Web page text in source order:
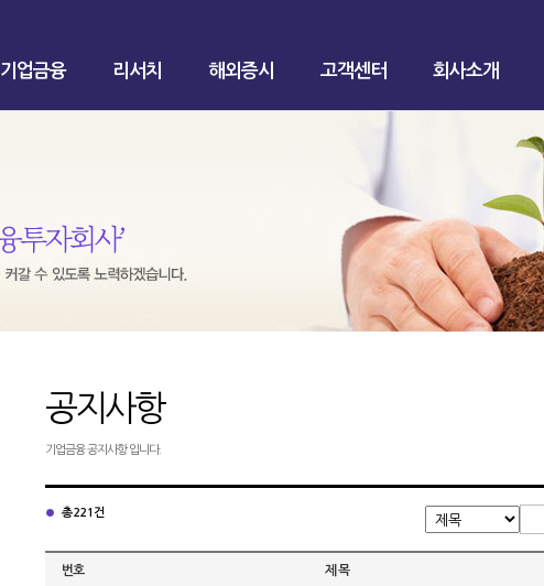
기업금융 리서치 해외증시 고객센터 회사소개
공지사항
기업금융 공지사항 입니다.
총 221건
번호 제 목